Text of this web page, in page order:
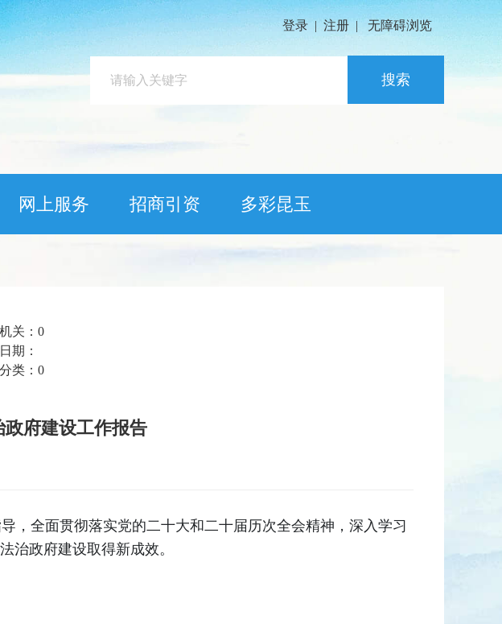
登录 | 注册 | 无障碍浏览
搜索
网上服务 招商引资 多彩昆玉
关： 0
期：
类： 0
政府建设工作报告
，全面贯彻落实党的二十大和二十届历次全会精神，深入学习
治政府建设取得新成效。